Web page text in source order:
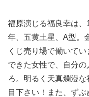
福原演じる福良幸は
年、五黄土星、A型。
くじ売り場で働いて
できた女性で、自分
ろ。明るく天真爛漫
目下さい！また、ず